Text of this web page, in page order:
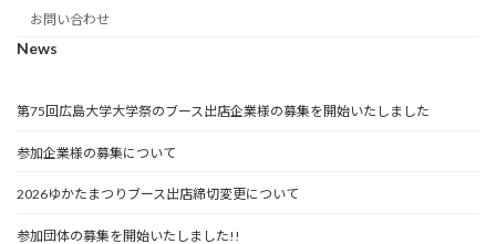
お問い合わせ
News
第75回広島大学大学祭のブース出店企業様の募集を開始いたしました
参加企業様の募集について
2026ゆかたまつりブース出店締切変更について
参加団体の募集を開始いたしました!!